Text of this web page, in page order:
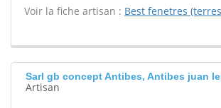
Voir la fiche artisan : Best fenetres
Sarl gb concept Antibes, Antibes juan
Artisan